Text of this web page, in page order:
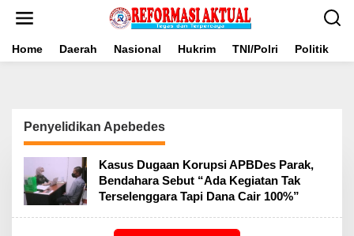
Home Daerah Nasional Hukrim TNI/Polri Politik
Penyelidikan Apebedes
Kasus Dugaan Korupsi APBDes Parak,
Bendahara Sebut “Ada Kegiatan Tak
Terselenggara Tapi Dana Cair 100%”